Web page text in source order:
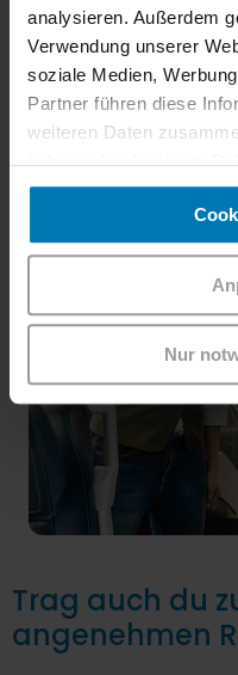
analysieren. Außerdem
Verwendung unserer
soziale Medien,
Partner führen diese
weiteren Daten
haben oder die sie im
gesammelt haben.
Nur
Trag auch du
angenehmen